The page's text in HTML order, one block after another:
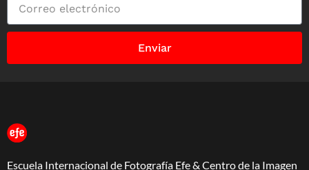
Enviar
Escuela Internacional de Fotografía Efe & Centro de la Imagen